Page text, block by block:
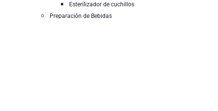
Esterilizador de cuchillos
Preparación de Bebidas